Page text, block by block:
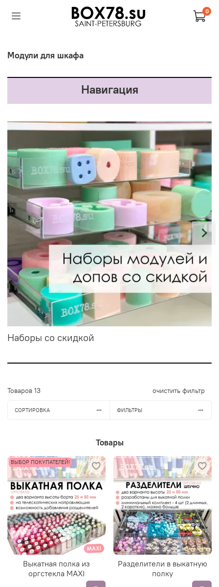
0
Модули для шкафа
Навигация
Наборы со скидкой
Товаров 13 очистить фильтр
СОРТИРОВКА ФИЛЬТРЫ
Товары
ВЫБОР ПОКУПАТЕЛЕЙ!
Выкатная полка из
оргстекла MAXI
Разделители в выкатную
полку